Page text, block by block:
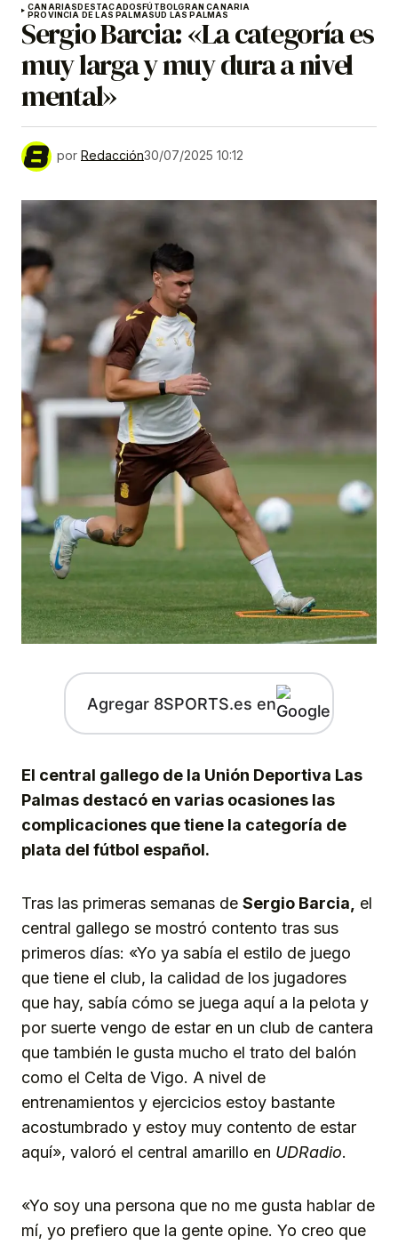
CANARIASDESTACADOSFÚTBOLGRAN CANARIA
PROVINCIA DE LAS PALMASUD LAS PALMAS
Sergio Barcia: «La categoría es
muy larga y muy dura a nivel
mental»
por Redacción30/07/2025 10:12
Agregar 8SPORTS.es en
El central gallego de la Unión Deportiva Las
Palmas destacó en varias ocasiones las
complicaciones que tiene la categoría de
plata del fútbol español.
Tras las primeras semanas de Sergio Barcia,
el
central gallego se mostró contento tras sus
primeros días: «Yo ya sabía el estilo de juego
que tiene el club, la calidad de los jugadores
que hay, sabía cómo se juega aquí a la pelota y
por suerte vengo de estar en un club de cantera
que también le gusta mucho el trato del balón
como el Celta de Vigo. A nivel de
entrenamientos y ejercicios estoy bastante
acostumbrado y estoy muy contento de estar
aquí», valoró el central amarillo en UDRadio.
«Yo soy una persona que no me gusta hablar de
mí, yo prefiero que la gente opine. Yo creo que